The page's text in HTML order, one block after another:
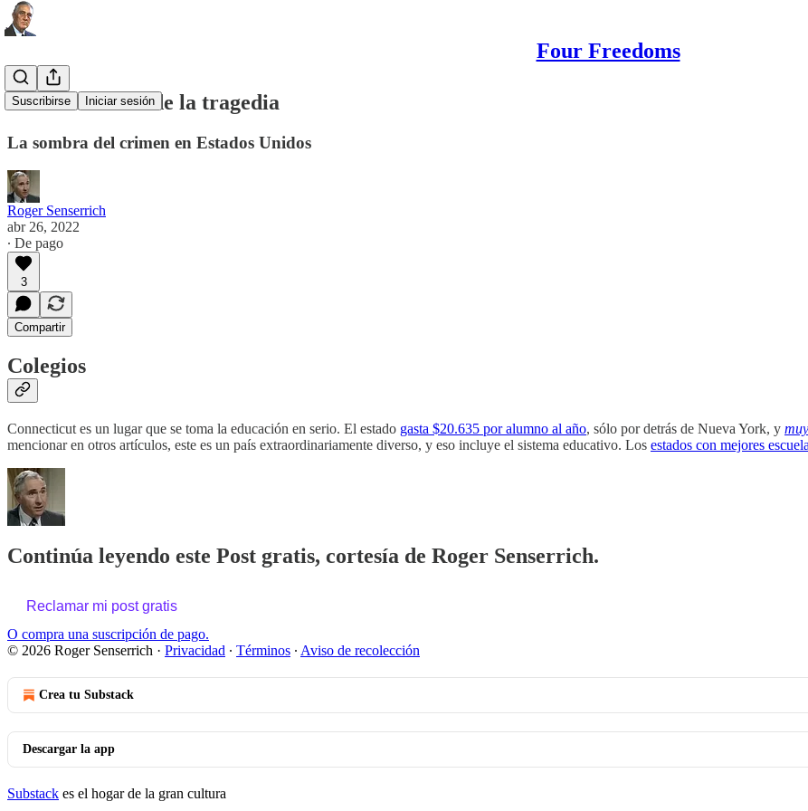
Four Freedoms
Suscribirse Iniciar sesión
La normalidad de la tragedia
La sombra del crimen en Estados Unidos
Roger Senserrich
abr 26, 2022
∙ De pago
3
Compartir
Colegios
Connecticut es un lugar que se toma la educación en serio. El estado gasta $20.635 por alumno al año, sólo por detrás de Nueva York, y muy
mencionar en otros artículos, este es un país extraordinariamente diverso, y eso incluye el sistema educativo. Los estados con mejores
Continúa leyendo este Post gratis, cortesía de Roger Senserrich.
Reclamar mi post gratis
O compra una suscripción de pago.
© 2026 Roger Senserrich · Privacidad ∙ Términos ∙ Aviso de recolección
Crea tu Substack
Descargar la app
Substack es el hogar de la gran cultura